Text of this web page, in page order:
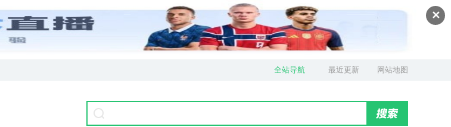
✕
最近更新 网站地图
全站导航